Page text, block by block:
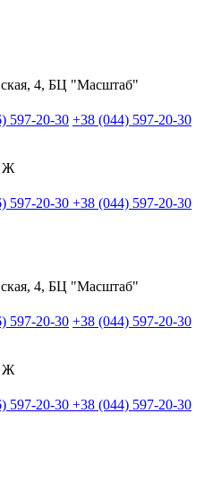
4, БЦ "Масштаб"
597-20-30 +38 (044) 597-20-30
Ж
597-20-30 +38 (044) 597-20-30
4, БЦ "Масштаб"
597-20-30 +38 (044) 597-20-30
Ж
597-20-30 +38 (044) 597-20-30